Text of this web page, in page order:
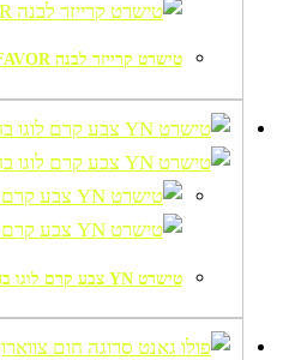
טישרט קרייזר לבנה POR FAVOR
טישרט YN צבע קרם לוגו בחזה ובמרכז הגב